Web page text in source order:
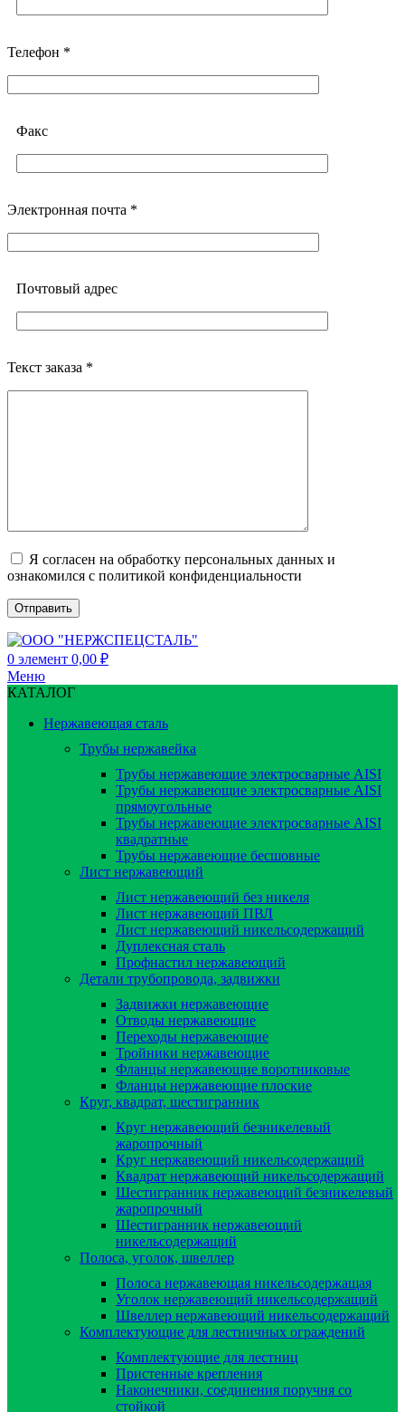
Телефон *
Факс
Электронная почта *
Почтовый адреc
Текст заказа *
Я согласен на обработку персональных данных и
ознакомился с политикой конфиденциальности
0 элемент 0,00 ₽
Меню
КАТАЛОГ
Нержавеющая сталь
Трубы нержавейка
Трубы нержавеющие электросварные AISI
Трубы нержавеющие электросварные AISI
прямоугольные
Трубы нержавеющие электросварные AISI
квадратные
Трубы нержавеющие бесшовные
Лист нержавеющий
Лист нержавеющий без никеля
Лист нержавеющий ПВЛ
Лист нержавеющий никельсодержащий
Дуплексная сталь
Профнастил нержавеющий
Детали трубопровода, задвижки
Задвижки нержавеющие
Отводы нержавеющие
Переходы нержавеющие
Тройники нержавеющие
Фланцы нержавеющие воротниковые
Фланцы нержавеющие плоские
Круг, квадрат, шестигранник
Круг нержавеющий безникелевый
жаропрочный
Круг нержавеющий никельсодержащий
Квадрат нержавеющий никельсодержащий
Шестигранник нержавеющий безникелевый
жаропрочный
Шестигранник нержавеющий
никельсодержащий
Полоса, уголок, швеллер
Полоса нержавеющая никельсодержащая
Уголок нержавеющий никельсодержащий
Швеллер нержавеющий никельсодержащий
Комплектующие для лестничных ограждений
Комплектующие для лестниц
Пристенные крепления
Наконечники, соединения поручня со
стойкой